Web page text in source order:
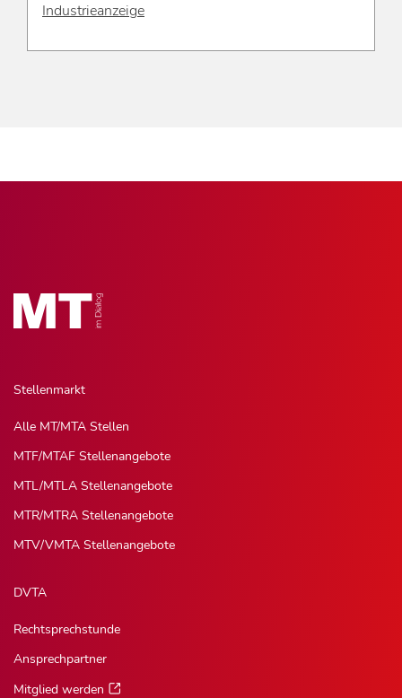
Industrieanzeige
Stellenmarkt
Alle MT/MTA Stellen
MTF/MTAF Stellenangebote
MTL/MTLA Stellenangebote
MTR/MTRA Stellenangebote
MTV/VMTA Stellenangebote
DVTA
Rechtsprechstunde
Ansprechpartner
Mitglied werden